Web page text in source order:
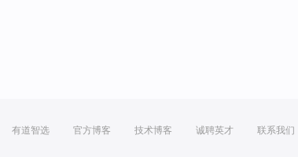
有道智选 官方博客 技术博客 诚聘英才 联系我们